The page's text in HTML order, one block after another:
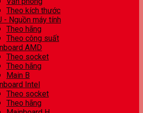
Theo kích thước
- Nguồn máy tính
Theo hãng
Theo công suất
AMD
Theo socket
Theo hãng
Main B
Intel
Theo socket
Theo hãng